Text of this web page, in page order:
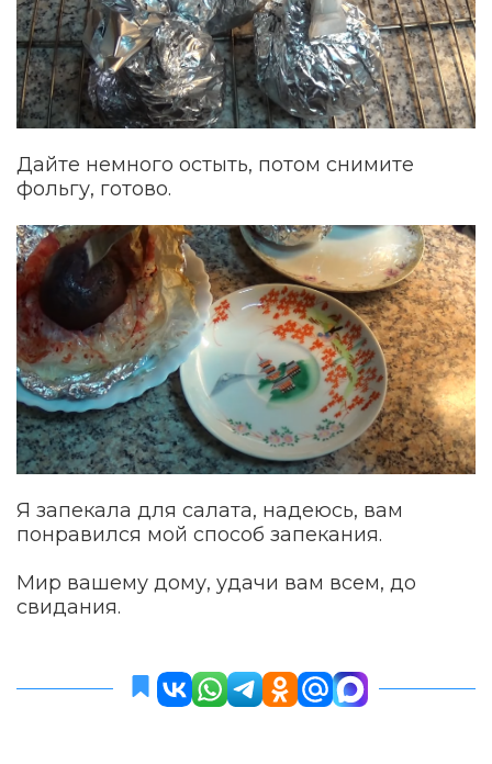
Дайте немного остыть, потом снимите
фольгу, готово.
Я запекала для салата, надеюсь, вам
понравился мой способ запекания.
Мир вашему дому, удачи вам всем, до
свидания.